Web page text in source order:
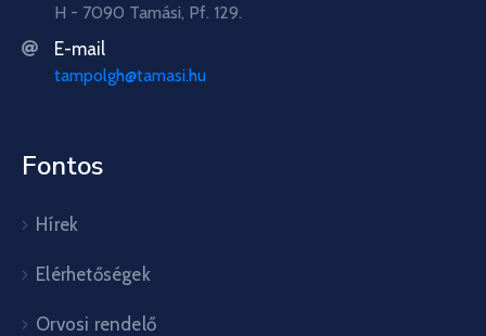
H - 7090 Tamási, Pf. 129.
E-mail
tampolgh@tamasi.hu
Fontos
Hírek
Elérhetőségek
Orvosi rendelő